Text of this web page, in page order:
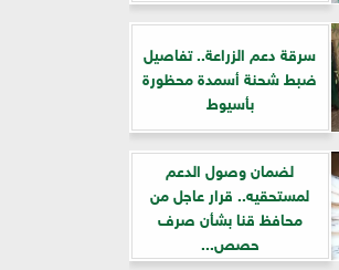
سرقة دعم الزراعة.. تفاصيل
ضبط شحنة أسمدة محظورة
بأسيوط
لضمان وصول الدعم
لمستحقيه.. قرار عاجل من
محافظ قنا بشأن صرف
حصص...